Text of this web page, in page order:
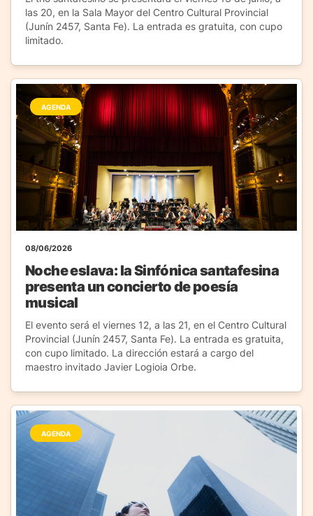
las 20, en la Sala Mayor del Centro Cultural Provincial
(Junín 2457, Santa Fe). La entrada es gratuita, con cupo
limitado.
AGENDA
08/06/2026
Noche eslava: la Sinfónica santafesina
presenta un concierto de poesía
musical
El evento será el viernes 12, a las 21, en el Centro Cultural
Provincial (Junín 2457, Santa Fe). La entrada es gratuita,
con cupo limitado. La dirección estará a cargo del
maestro invitado Javier Logioia Orbe.
AGENDA